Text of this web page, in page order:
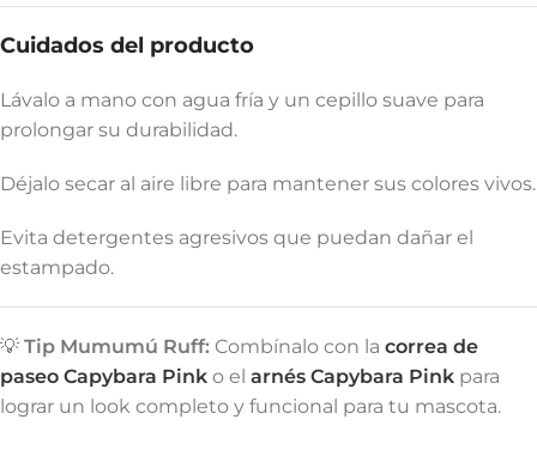
Cuidados del producto
Lávalo a mano con agua fría y un cepillo suave para
prolongar su durabilidad.
Déjalo secar al aire libre para mantener sus colores vivos.
Evita detergentes agresivos que puedan dañar el
estampado.
💡 Tip Mumumú Ruff: Combínalo con la correa de
paseo Capybara Pink o el arnés Capybara Pink para
lograr un look completo y funcional para tu mascota.